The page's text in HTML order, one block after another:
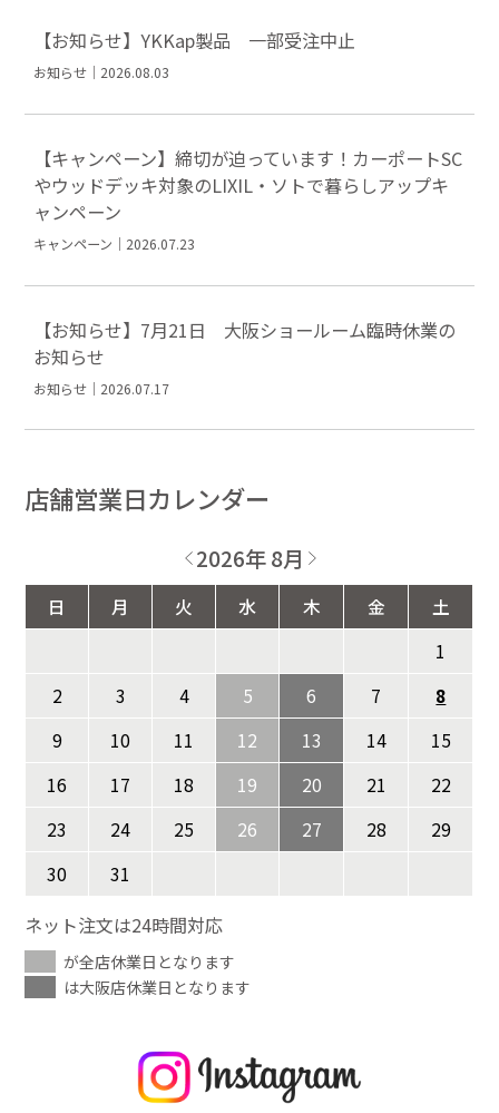
【お知らせ】YKKap製品 一部受注中止
お知らせ｜2026.08.03
【キャンペーン】締切が迫っています！カーポートSC
やウッドデッキ対象のLIXIL・ソトで暮らしアップキ
ャンペーン
キャンペーン｜2026.07.23
【お知らせ】7月21日 大阪ショールーム臨時休業の
お知らせ
お知らせ｜2026.07.17
店舗営業日カレンダー
2026年 8月
日 月 火 水 木 金
土
1
2
3 4 5 6 7
8
9
10 11 12 13 14
15
16
17 18 19 20 21
22
23
24 25 26 27 28
29
30
31
ネット注文は24時間対応
が全店休業日となります
は大阪店休業日となります